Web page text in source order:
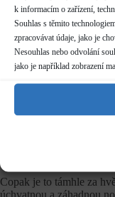
k informacím o zařízení,
Souhlas s těmito
zpracovávat údaje, jako je
Nesouhlas nebo odvolání
jako je například zobrazení
Další informace o
Kategorie
Pravidelné akce
Rezervace
Copak je to támhle za
úchvatnou a záhadnou